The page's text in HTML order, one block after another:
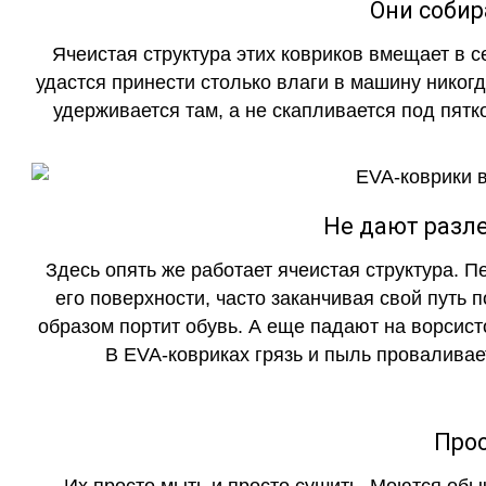
Они
Ячеистая структура этих ковриков вмещает в
удастся принести столько влаги в машину
удерживается там, а не скапливается под
Не дают
Здесь опять же работает ячеистая структура.
его поверхности, часто заканчивая свой
образом портит обувь. А еще падают на
В EVA-ковриках грязь и пыль